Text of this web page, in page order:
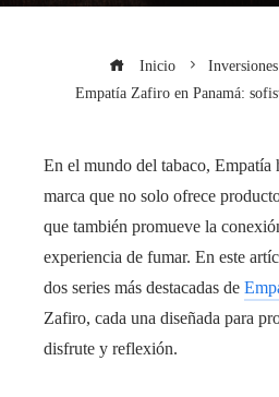
Inicio
Empatía Zafiro en Panamá:
En el mundo del tabaco, Empatía
marca que no solo ofrece
que también promueve la
experiencia de fumar. En este
dos series más destacadas de
Zafiro, cada una diseñada para
disfrute y reflexión.